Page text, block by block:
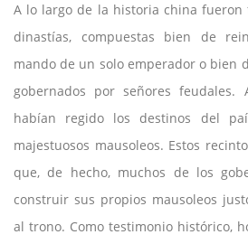
A lo largo de la historia china fueron
dinastías, compuestas bien de
mando de un solo emperador o bien
gobernados por señores feudales.
habían regido los destinos del
majestuosos mausoleos. Estos
que, de hecho, muchos de los
construir sus propios mausoleos
al trono. Como testimonio histórico,